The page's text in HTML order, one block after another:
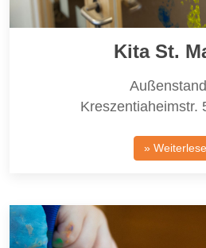
Kita St.
Kreszentiaheimstr.
»